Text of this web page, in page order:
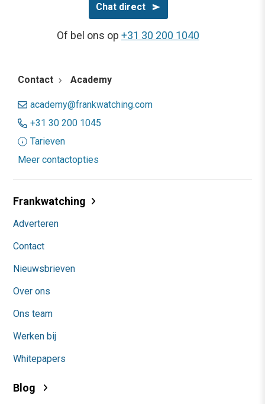
Chat direct
Of bel ons op +31 30 200 1040
Contact Academy
academy@frankwatching.com
+31 30 200 1045
Tarieven
Meer contactopties
Frankwatching
Adverteren
Contact
Nieuwsbrieven
Over ons
Ons team
Werken bij
Whitepapers
Blog